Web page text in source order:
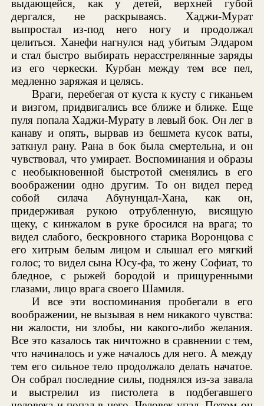
выдающейся, как у детей, верхней губой
дергался, не раскрываясь. Хаджи-Мурат
выпростал из-под него ногу и продолжал
целиться. Ханефи нагнулся над убитым Элдаром
и стал быстро выбирать нерасстрелянные заряды
из его черкески. Курбан между тем все пел,
медленно заряжая и целясь.
Враги, перебегая от куста к кусту с гиканьем
и визгом, придвигались все ближе и ближе. Еще
пуля попала Хаджи-Мурату в левый бок. Он лег в
канаву и опять, вырвав из бешмета кусок ваты,
заткнул рану. Рана в бок была смертельна, и он
чувствовал, что умирает. Воспоминания и образы
с необыкновенной быстротой сменялись в его
воображении одно другим. То он видел перед
собой силача Абунунцал-Хана, как он,
придерживая рукою отрубленную, висящую
щеку, с кинжалом в руке бросился на врага; то
видел слабого, бескровного старика Воронцова с
его хитрым белым лицом и слышал его мягкий
голос; то видел сына Юсу-фа, то жену Софиат, то
бледное, с рыжей бородой и прищуренными
глазами, лицо врага своего Шамиля.
И все эти воспоминания пробегали в его
воображении, не вызывая в нем никакого чувства:
ни жалости, ни злобы, ни какого-либо желания.
Все это казалось так ничтожно в сравнении с тем,
что начиналось и уже началось для него. А между
тем его сильное тело продолжало делать начатое.
Он собрал последние силы, поднялся из-за завала
и выстрелил из пистолета в подбегавшего